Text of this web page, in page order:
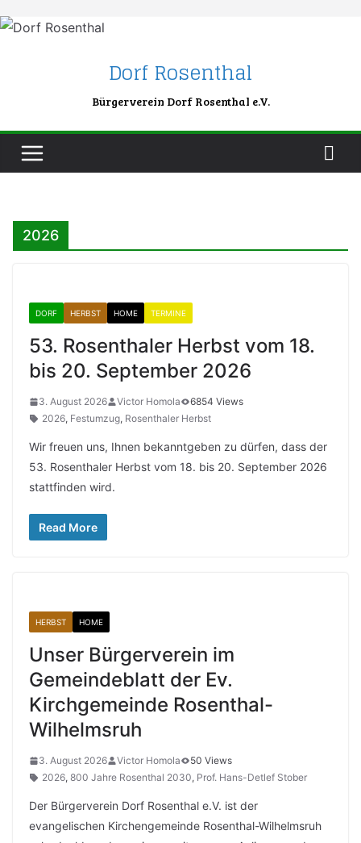
to
Dorf Rosenthal
Bürgerverein Dorf Rosenthal e.V.
2026
DORF HERBST HOME TERMINE
53. Rosenthaler Herbst vom 18.
bis 20. September 2026
3. August 2026 Victor Homola
6854 Views
2026, Festumzug, Rosenthaler Herbst
Wir freuen uns, Ihnen bekanntgeben zu dürfen, dass der
53. Rosenthaler Herbst vom 18. bis 20. September 2026
stattfinden wird.
Read More
HERBST HOME
Unser Bürgerverein im
Gemeindeblatt der Ev.
Kirchgemeinde Rosenthal-
Wilhelmsruh
3. August 2026 Victor Homola
50 Views
2026, 800 Jahre Rosenthal 2030, Prof. Hans-Detlef Stober
Der Bürgerverein Dorf Rosenthal e.V. ist der
evangelischen Kirchengemeinde Rosenthal-Wilhelmsruh